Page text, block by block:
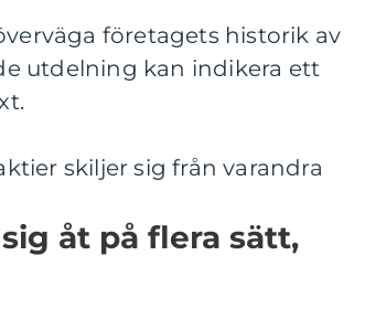
företagets historik av
utdelning kan indikera ett
skiljer sig från varandra
åt på flera sätt,